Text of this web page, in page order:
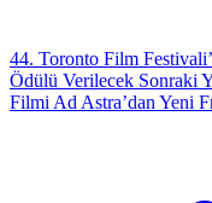
44. Toronto Film
Ödülü Verilecek Sonraki
Filmi Ad Astra’dan Yeni